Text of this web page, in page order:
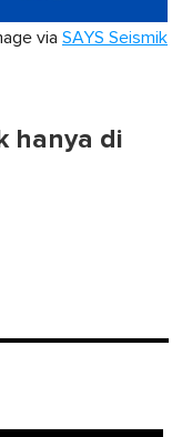
via SAYS Seismik
hanya di